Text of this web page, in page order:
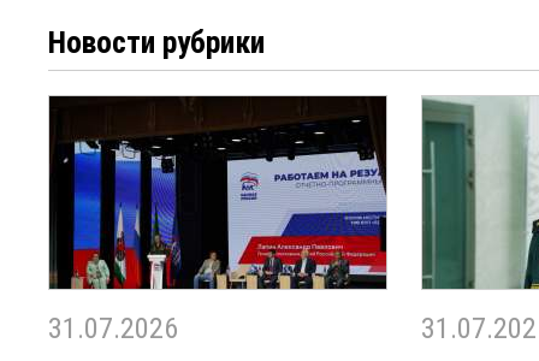
Новости рубрики
31.07.2026